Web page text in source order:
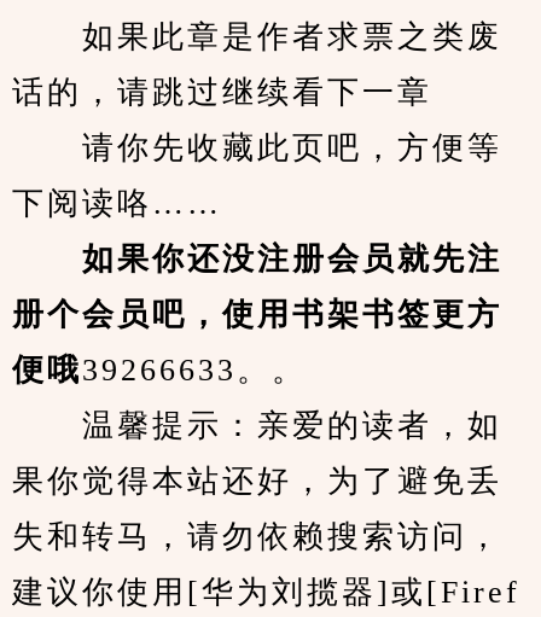
如果此章是作者求票之类废
话的，请跳过继续看下一章
请你先收藏此页吧，方便等
下阅读咯……
如果你还没注册会员就先注
册个会员吧，使用书架书签更方
便哦39266633。。
温馨提示：亲爱的读者，如
果你觉得本站还好，为了避免丢
失和转马，请勿依赖搜索访问，
建议你使用[华为刘揽器]或[Firef